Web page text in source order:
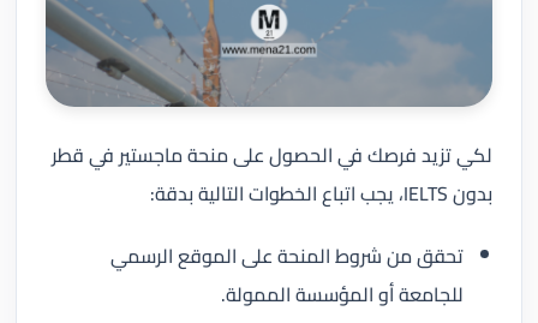
لكي تزيد فرصك في الحصول على منحة ماجستير في قطر
بدون IELTS، يجب اتباع الخطوات التالية بدقة:
تحقق من شروط المنحة على الموقع الرسمي
للجامعة أو المؤسسة الممولة.